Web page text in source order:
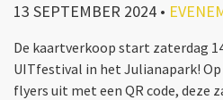
13 SEPTEMBER 2024 •
De kaartverkoop start zaterdag
UITfestival in het Julianapark!
flyers uit met een QR code, deze